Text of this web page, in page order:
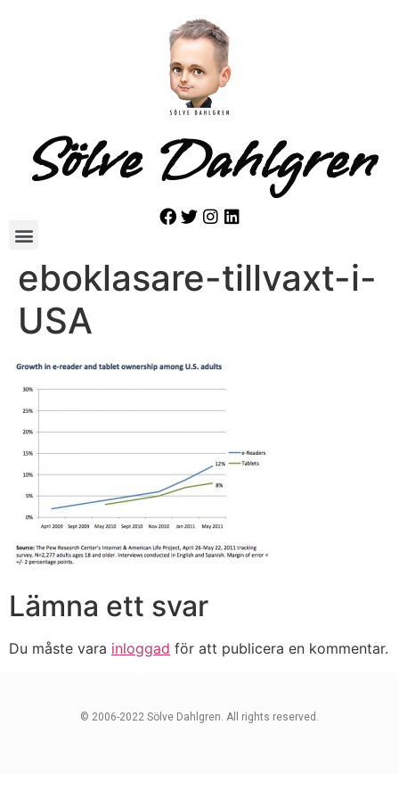
Sölve Dahlgren
eboklasare-tillvaxt-i-
USA
Lämna ett svar
Du måste vara inloggad för att publicera en kommentar.
© 2006-2022 Sölve Dahlgren. All rights reserved.